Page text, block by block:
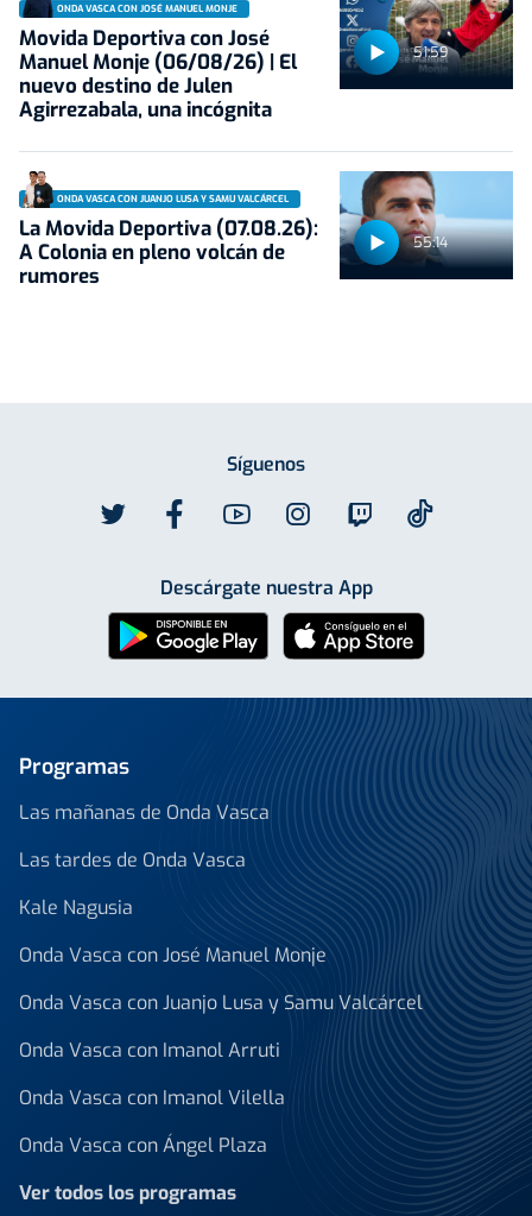
51:59
ONDA VASCA CON JOSÉ MANUEL MONJE
Movida Deportiva con José
Manuel Monje (06/08/26) | El
nuevo destino de Julen
Agirrezabala, una incógnita
55:14
ONDA VASCA CON JUANJO LUSA Y SAMU VALCÁRCEL
La Movida Deportiva (07.08.26):
A Colonia en pleno volcán de
rumores
Síguenos
Descárgate nuestra App
Programas
Las mañanas de Onda Vasca
Las tardes de Onda Vasca
Kale Nagusia
Onda Vasca con José Manuel Monje
Onda Vasca con Juanjo Lusa y Samu Valcárcel
Onda Vasca con Imanol Arruti
Onda Vasca con Imanol Vilella
Onda Vasca con Ángel Plaza
Ver todos los programas